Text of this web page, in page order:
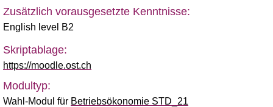
Zusätzlich vorausgesetzte Kenntnisse:
English level B2
Skriptablage:
https://moodle.ost.ch
Modultyp:
Wahl-Modul für Betriebsökonomie STD_21